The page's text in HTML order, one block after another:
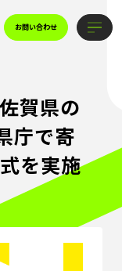
お問い合わせ
賀県の
庁で寄
を実施